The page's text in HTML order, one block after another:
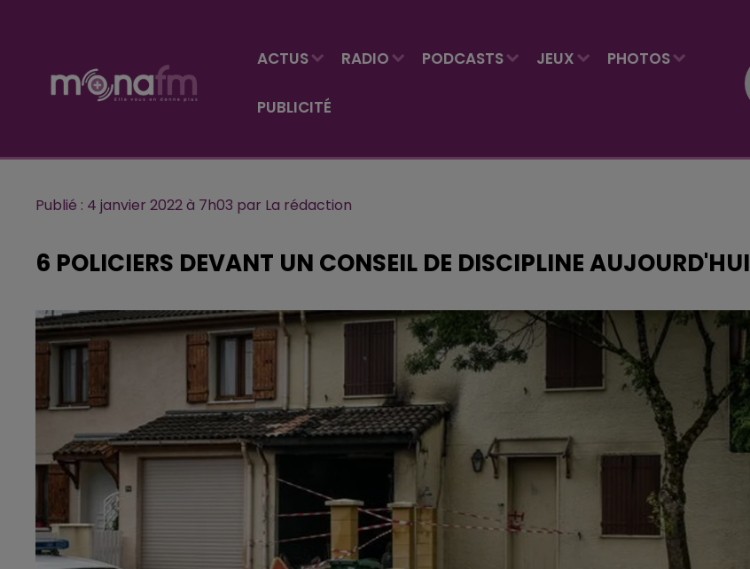
ACTUS RADIO PODCASTS JEUX PHOTOS
PUBLICITÉ
Publié : 4 janvier 2022 à 7h03 par La rédaction
6 POLICIERS DEVANT UN CONSEIL DE DISCIPLINE AUJOURD'HUI